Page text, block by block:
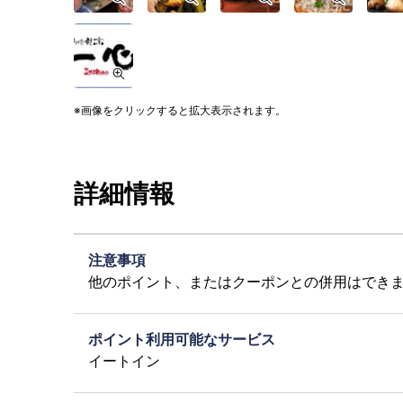
画像をクリックすると拡大表示されます。
詳細情報
注意事項
他のポイント、またはクーポンとの併用はでき
ポイント利用可能なサービス
イートイン